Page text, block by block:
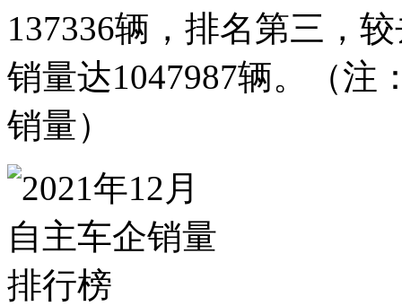
137336辆，排名第三，
销量达1047987辆。（注
销量）